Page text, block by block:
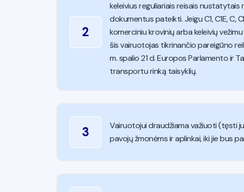
2
keleivius reguliariais reisais
dokumentus pateikti. Jeigu C1, C1E, C,
komerciniu krovinių arba keleivių
šis vairuotojas tikrinančio pareigūno
m. spalio 21 d. Europos Parlamento ir
transportu rinką taisyklių.
3
Vairuotojui draudžiama važiuoti (tęsti
pavojų žmonėms ir aplinkai, iki jie bus